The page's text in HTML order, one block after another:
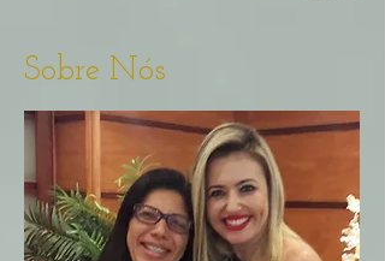
Sobre Nós